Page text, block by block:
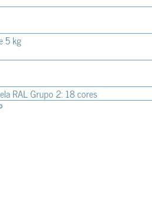
5 kg
RAL Grupo 2: 18 cores